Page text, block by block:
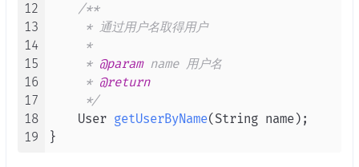
47
48
49
50
51
52
53
54
public
this. permissions
@Override
public
        final
StringBuilder sb = new
        sb.
32
33
34
35
36
37
38
39
public void setUid(
public
return userName;
    }
12
13
14
15
16
17
18
19
/**
     * 通过用户名取得用户
     *
     *
@param name 用户名
     *
@return
     */
    User
getUserByName(String name) ;